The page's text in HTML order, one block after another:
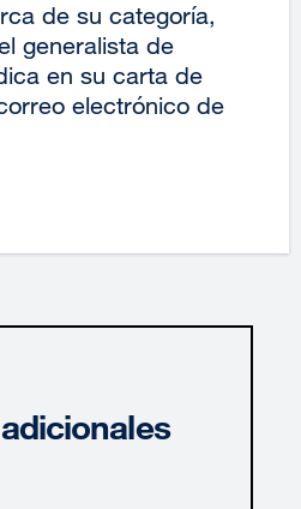
de su categoría,
generalista de
en su carta de
electrónico de